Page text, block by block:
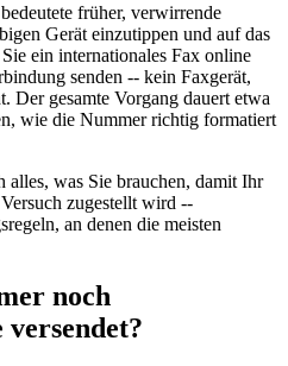
früher, verwirrende
Gerät einzutippen und auf das
ein internationales Fax online
senden -- kein Faxgerät,
Der gesamte Vorgang dauert etwa
wie die Nummer richtig formatiert
was Sie brauchen, damit Ihr
zugestellt wird --
an denen die meisten
noch